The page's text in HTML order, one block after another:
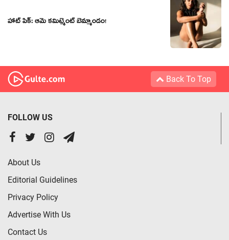
హాట్ పిక్: ఆమె కమిట్మెంట్ బెమ్మాండం!
Back To Top
FOLLOW US
About Us
Editorial Guidelines
Privacy Policy
Advertise With Us
Contact Us